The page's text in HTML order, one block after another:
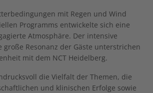
mit Regen und Wind
Programms entwickelte sich eine
Atmosphäre. Der intensive
große Resonanz der Gäste unterstrichen
mit dem NCT Heidelberg.
die Vielfalt der Themen, die
und klinischen Erfolge sowie